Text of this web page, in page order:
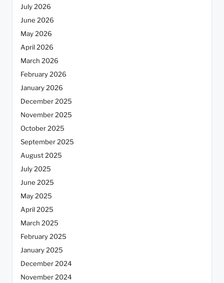
July 2026
June 2026
May 2026
April 2026
March 2026
February 2026
January 2026
December 2025
November 2025
October 2025
September 2025
August 2025
July 2025
June 2025
May 2025
April 2025
March 2025
February 2025
January 2025
December 2024
November 2024